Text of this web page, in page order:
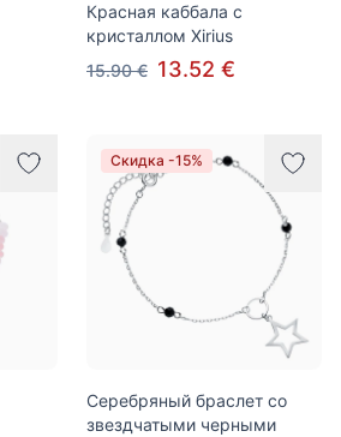
Красная каббала с
кристаллом Xirius
15.90 € 13.52 €
Скидка -15%
Серебряный браслет со
звездчатыми черными